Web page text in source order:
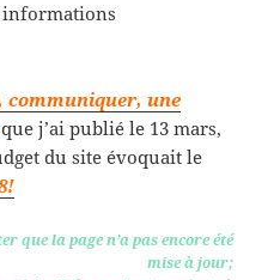
informations
une
que j’ai publié le 13 mars,
du site évoquait le
que la page n’a pas encore été
mise à jour;